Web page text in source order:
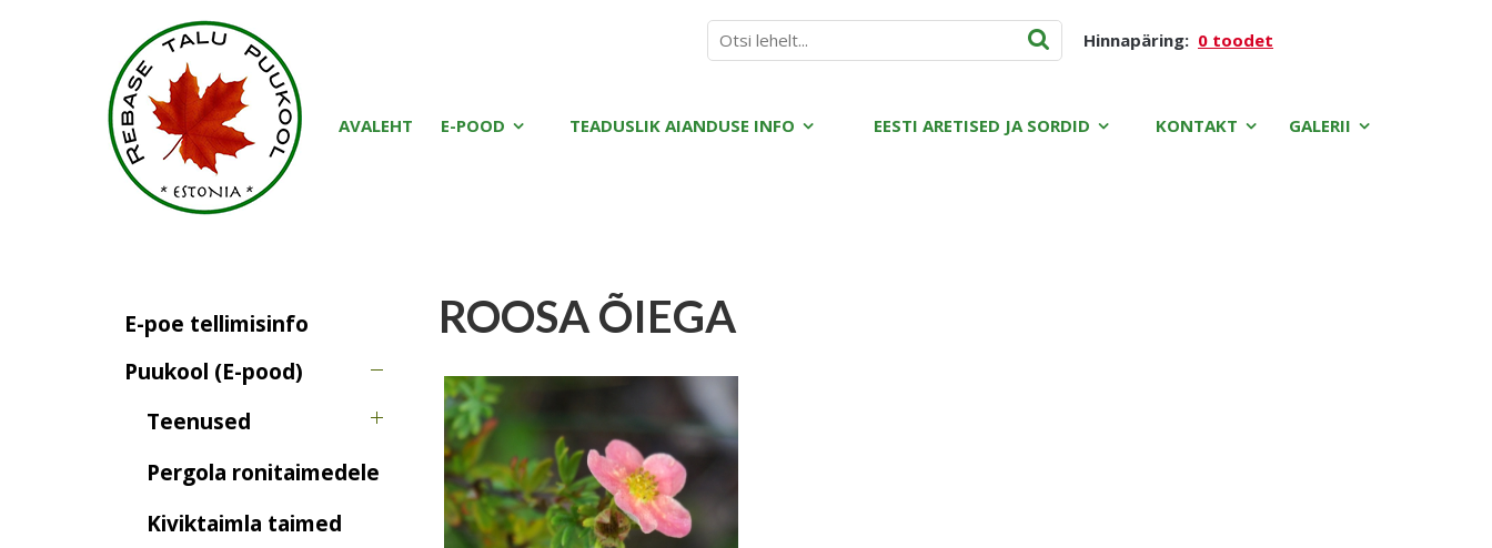
Hinnapäring: 0 toodet
AVALEHT E-POOD TEADUSLIK AIANDUSE INFO EESTI ARETISED JA SORDID KONTAKT GALERII
E-poe tellimisinfo
Puukool (E-pood)
Teenused
Pergola ronitaimedele
Kiviktaimla taimed
ROOSA ÕIEGA